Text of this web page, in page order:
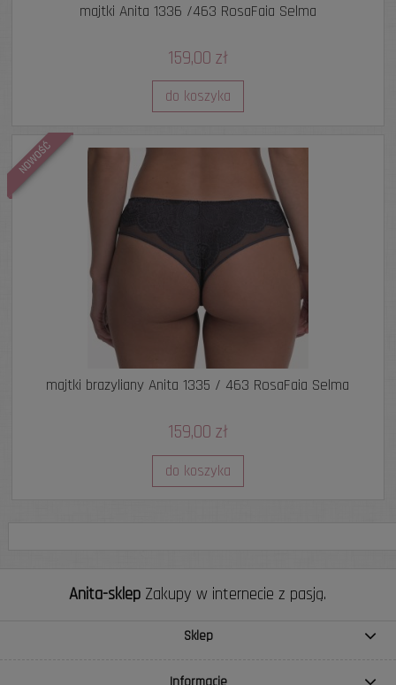
majtki Anita 1336 /463 RosaFaia Selma
159,00 zł
do koszyka
majtki brazyliany Anita 1335 / 463 RosaFaia Selma
159,00 zł
do koszyka
NOWOŚĆ
Anita-sklep Zakupy w internecie z pasją.
Sklep
Informacje